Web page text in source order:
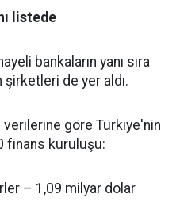
listede
bankaların yanı sıra
şirketleri de yer aldı.
göre Türkiye'nin
finans kuruluşu:
– 1,09 milyar dolar